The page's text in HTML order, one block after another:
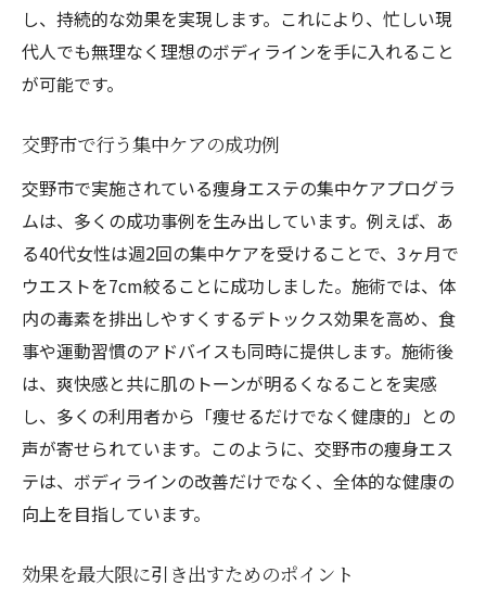
し、持続的な効果を実現します。これにより、忙しい現
代人でも無理なく理想のボディラインを手に入れること
が可能です。
交野市で行う集中ケアの成功例
交野市で実施されている痩身エステの集中ケアプログラ
ムは、多くの成功事例を生み出しています。例えば、あ
る40代女性は週2回の集中ケアを受けることで、3ヶ月で
ウエストを7cm絞ることに成功しました。施術では、体
内の毒素を排出しやすくするデトックス効果を高め、食
事や運動習慣のアドバイスも同時に提供します。施術後
は、爽快感と共に肌のトーンが明るくなることを実感
し、多くの利用者から「痩せるだけでなく健康的」との
声が寄せられています。このように、交野市の痩身エス
テは、ボディラインの改善だけでなく、全体的な健康の
向上を目指しています。
効果を最大限に引き出すためのポイント